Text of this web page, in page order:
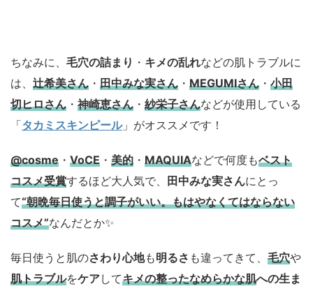
ちなみに、 毛穴の詰まり ・ キメの乱れなどの肌トラブルに
は、 辻希美さん ・ 田中みな実さん ・ MEGUMIさん ・ 小田
切ヒロさん ・ 神崎恵さん ・ 紗栄子さんなどが使用している
「タカミスキンピール」がオススメです！
@cosme ・ VoCE ・ 美的 ・ MAQUIAなどで何度もベスト
コスメ受賞するほど大人気で、 田中みな実さんにとっ
て“朝晩毎日使うと調子がいい。もはやなくてはならない
コスメ”なんだとか✨
毎日使うと肌のさわり心地も明るさ も違ってきて、 毛穴や
肌トラブルをケアしてキメの整ったなめらかな肌への生ま